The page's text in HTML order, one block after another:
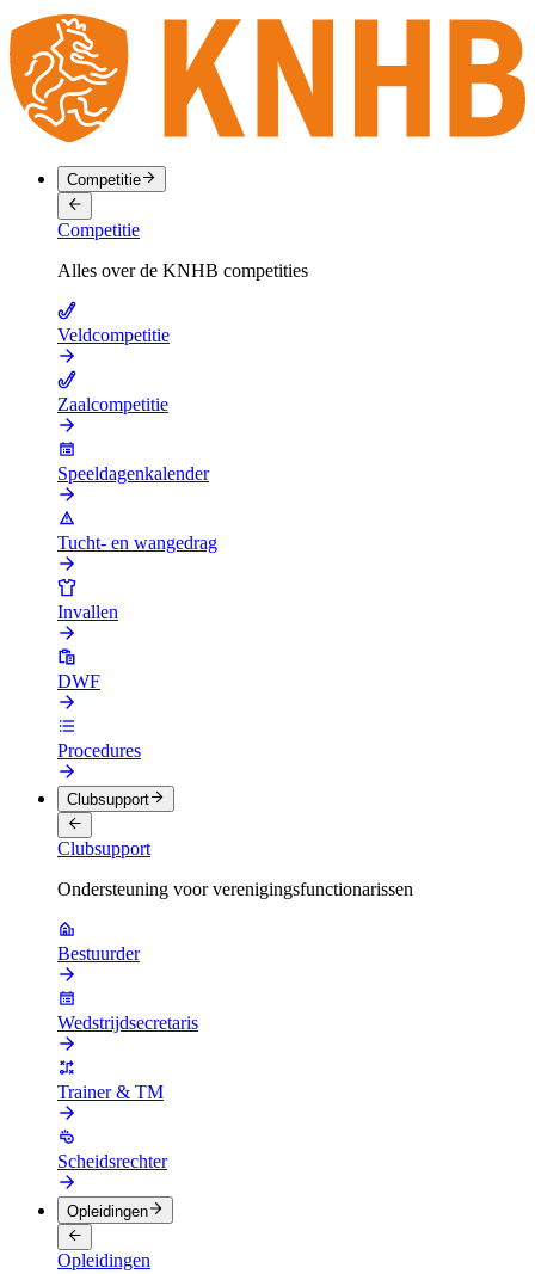
Competitie
Competitie
Alles over de KNHB competities
Veldcompetitie
Zaalcompetitie
Speeldagenkalender
Tucht- en wangedrag
Invallen
DWF
Procedures
Clubsupport
Clubsupport
Ondersteuning voor verenigingsfunctionarissen
Bestuurder
Wedstrijdsecretaris
Trainer & TM
Scheidsrechter
Opleidingen
Opleidingen